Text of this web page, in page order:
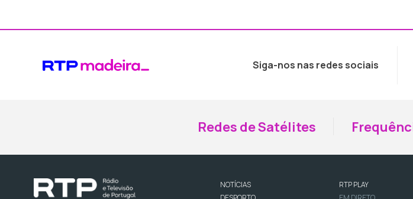
Siga-nos nas redes sociais
Redes de Satélites
NOTÍCIAS
RTP PLAY